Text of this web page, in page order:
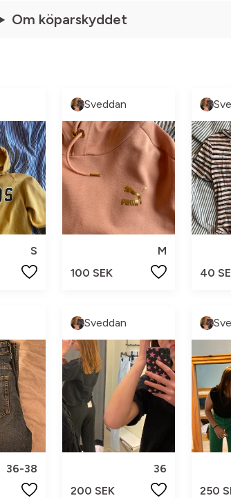
Om köparskyddet
S
Sveddan
M
100 SEK
40
36-38
Sveddan
36
200 SEK
250